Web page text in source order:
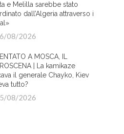
e Melilla sarebbe stato
dall’Algeria attraverso i
08/2026
A MOSCA, IL
| La kamikaze
il generale Chayko, Kiev
tutto?
08/2026